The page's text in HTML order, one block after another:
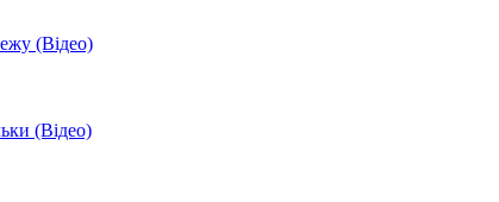
(Відео)
(Відео)